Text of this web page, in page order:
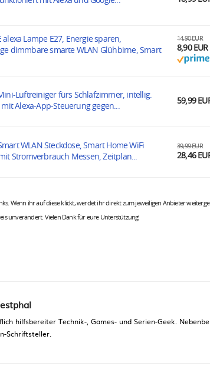
alexa Lampe E27, Energie sparen,
dimmbare smarte WLAN Glühbirne, Smart
14,90 EUR
8,90 EUR
Luftreiniger fürs Schlafzimmer, intellig.
mit Alexa-App-Steuerung gegen...
59,99
WLAN Steckdose, Smart Home WiFi
Stromverbrauch Messen, Zeitplan...
39,99 EUR
28,46
Wenn ihr auf diese klickt, werdet ihr direkt zum jeweiligen Anbieter
unverändert. Vielen Dank für eure Unterstützung!
hilfsbereiter Technik-, Games- und Serien-Geek.
Schriftsteller.